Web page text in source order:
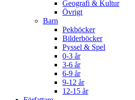
Geografi & Kultur
Övrigt
Barn
Pekböcker
Bilderböcker
Pyssel & Spel
0-3 år
3-6 år
6-9 år
9-12 år
12-15 år